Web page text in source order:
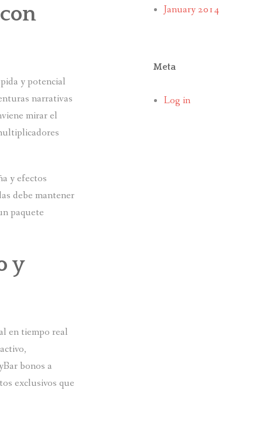
y potencial
narrativas
mirar el
y efectos
debe mantener
paquete
y
en tiempo real
bonos a
exclusivos que
January 2014
Meta
Log in